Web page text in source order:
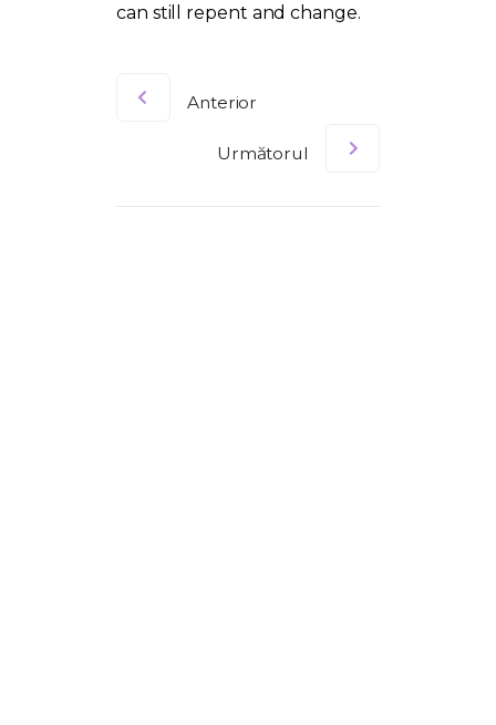
can still repent and change.
Anterior
Următorul